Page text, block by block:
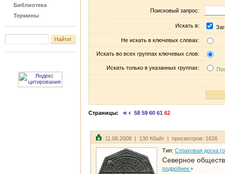
Библиотека
Термины
Поисковый запрос:
Искать в:
Не искать в ключевых словах:
Искать во всех группах ключевых слов:
Искать только в указанных группах:
Страницы: 58 59 60 61 62
11.06.2008 | 130 Кбайт | просмотров: 1626
Тип: Страховая доска
Северное
подробнее